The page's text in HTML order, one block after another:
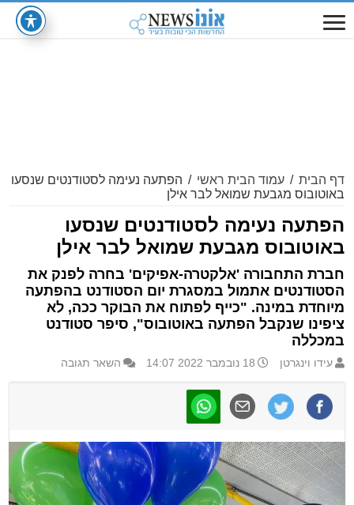
דף הבית / עמוד הבית ראשי / הפתעה נעימה לסטודנטים שנסעו
באוטובוס מגבעת שמואל לבר אילן
הפתעה נעימה לסטודנטים שנסעו
באוטובוס מגבעת שמואל לבר אילן
חברת התחבורה 'אלקטרה-אפיקים' בחרה לפנק את
הסטודנטים אתמול במסגרת יום הסטודנט בהפתעה
מיוחדת במינה. "כייף לפתוח את הבוקר ככה, לא
ציפינו שנקבל הפתעה באוטובוס", סיפר סטודנט
במכללה
עידו וינגרטן 18 נובמבר 2022 14:07 השאר תגובה